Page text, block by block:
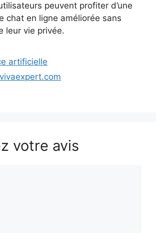
peuvent profiter d’une
chat en ligne améliorée sans
leur vie privée.
artificielle
votre avis